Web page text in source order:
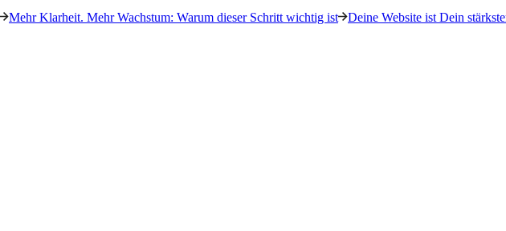
Mehr Klarheit. Mehr Wachstum: Warum dieser Schritt wichtig ist
Deine Website ist Dein